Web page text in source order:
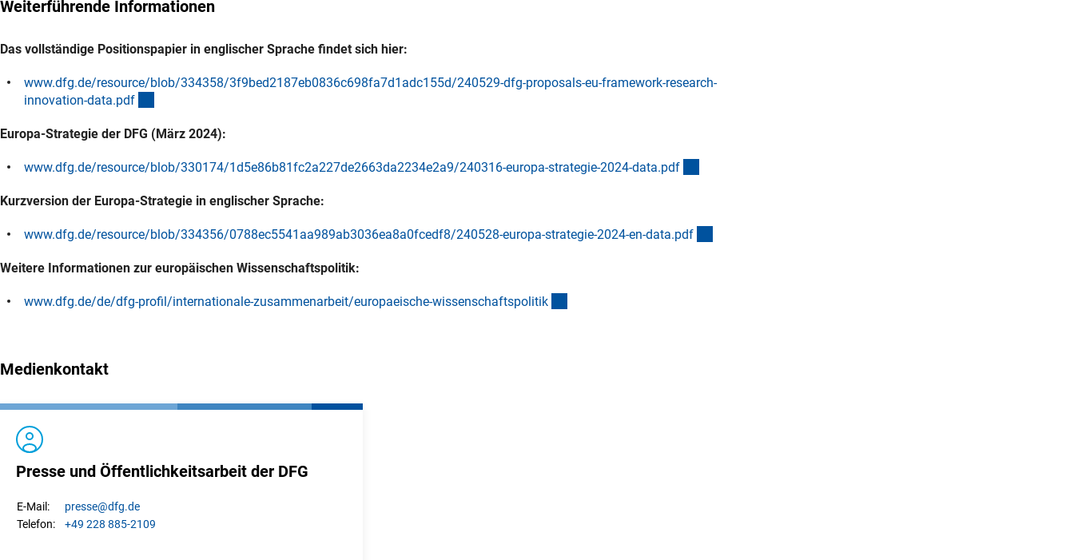
Weiterführende Informationen
Das vollständige Positionspapier in englischer Sprache findet sich hier:
www.dfg.de/resource/blob/334358/3f9bed2187eb0836c698fa7d1adc155d/240529-dfg-proposals-eu-framework-research-
innovation-data.pdf
Europa-Strategie der DFG (März 2024):
www.dfg.de/resource/blob/330174/1d5e86b81fc2a227de2663da2234e2a9/240316-europa-strategie-2024-data.pdf
Kurzversion der Europa-Strategie in englischer Sprache:
www.dfg.de/resource/blob/334356/0788ec5541aa989ab3036ea8a0fcedf8/240528-europa-strategie-2024-en-data.pdf
Weitere Informationen zur europäischen Wissenschaftspolitik:
www.dfg.de/de/dfg-profil/internationale-zusammenarbeit/europaeische-wissenschaftspolitik
Medienkontakt
Presse und Öffentlichkeitsarbeit der DFG
E-Mail: presse@dfg.de
Telefon:
+49 228 885-2109